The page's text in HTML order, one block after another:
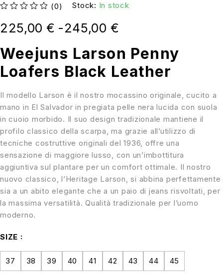
(0) Stock: In stock
Weejuns Larson Penny
Loafers Black Leather
Il modello Larson è il nostro mocassino originale, cucito a
mano in El Salvador in pregiata pelle nera lucida con suola
in cuoio morbido. Il suo design tradizionale mantiene il
profilo classico della scarpa, ma grazie all’utilizzo di
tecniche costruttive originali del 1936, offre una
sensazione di maggiore lusso, con un’imbottitura
aggiuntiva sul plantare per un comfort ottimale. Il nostro
nuovo classico, l’Heritage Larson, si abbina perfettamente
sia a un abito elegante che a un paio di jeans risvoltati, per
la massima versatilità. Qualità tradizionale per l’uomo
moderno.
225,00 € -245,00 €
SIZE
37 38 39 40 41 42 43 44 45